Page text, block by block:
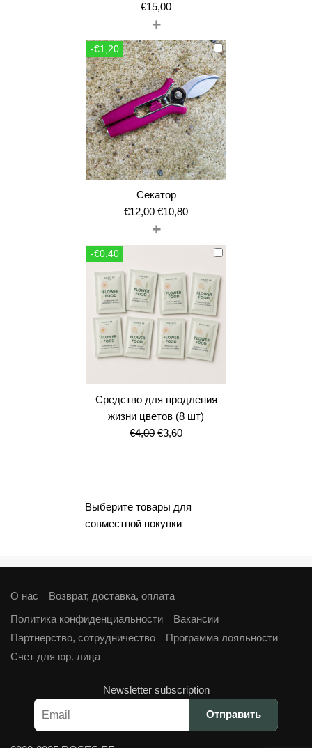
€15,00
+
-€1,20
Секатор
€12,00 Первоначальная
цена
составляла
€10,80Текущая
€10,80.
+
-€0,40
Средство для продления
жизни цветов (8 шт)
€4,00 Первоначальная
€3,60Текущая
Выберите товары для
совместной покупки
О нас
Возврат, доставка, оплата
Политика конфиденциальности
Вакансии
Партнерство, сотрудничество
Программа лояльности
Cчет для юр. лица
Newsletter subscription